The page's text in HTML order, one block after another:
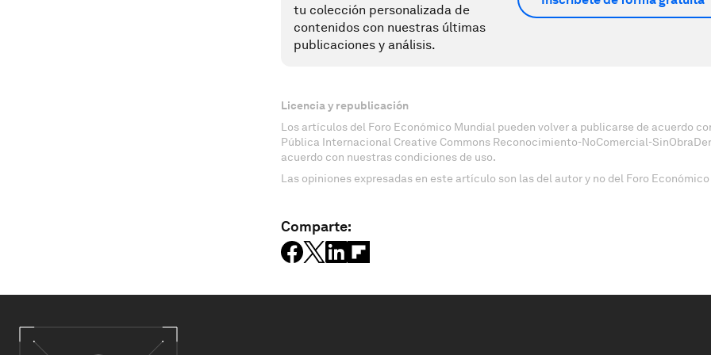
tu colección personalizada de
contenidos con nuestras últimas
publicaciones y análisis.
Licencia y republicación
Los artículos del Foro Económico Mundial pueden volver a publicarse de acuerdo
Pública Internacional Creative Commons Reconocimiento-NoComercial-
acuerdo con nuestras condiciones de uso.
Las opiniones expresadas en este artículo son las del autor y no del Foro
Comparte: